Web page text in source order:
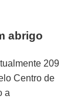
abrigo
209
Centro de
a